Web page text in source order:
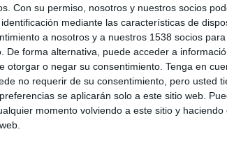
Con su permiso, nosotros y nuestros socios
mediante las características de
a nosotros y a nuestros 1538 socios
De forma alternativa, puede acceder a
otorgar o negar su consentimiento. Tenga en
no requerir de su consentimiento, pero usted
se aplicarán solo a este sitio web.
momento volviendo a este sitio y
creativo en Lorem Ipsum Group.
especialista en publicidad y healthmarketing Punta Alta con
audiovisual. Los directivos responsables del grupo son
director general de Impulsa.